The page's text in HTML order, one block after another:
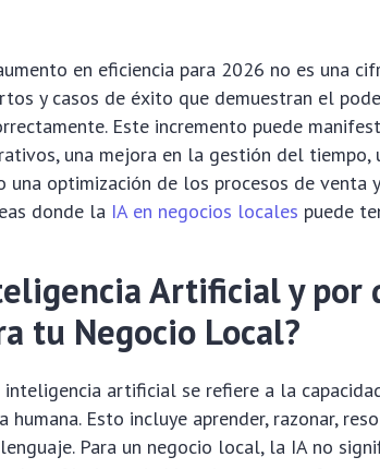
en eficiencia para 2026 no es una
y casos de éxito que demuestran el
Este incremento puede
una mejora en la gestión del tiempo,
optimización de los procesos de venta
donde la IA en negocios locales puede
Artificial y por
tu Negocio Local?
artificial se refiere a la
Esto incluye aprender, razonar,
Para un negocio local, la IA no